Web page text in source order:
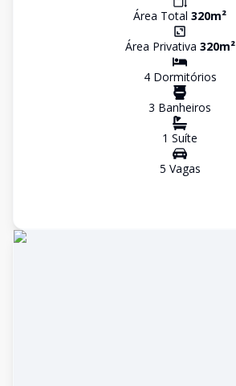
Área Total 320m²
Área Privativa 320m²
4Dormitórios
3 Banheiros
1 Suíte
5 Vagas